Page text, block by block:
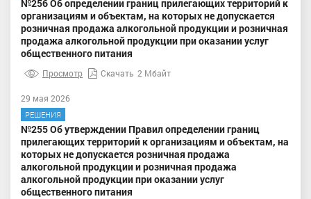
№256 Об определении границ прилегающих территорий к
организациям и объектам, на которых не допускается
розничная продажа алкогольной продукции и розничная
продажа алкогольной продукции при оказании услуг
общественного питания
Просмотр Скачать 2 Мбайт
29 мая 2026
РЕШЕНИЯ
№255 Об утверждении Правил определении границ
прилегающих территорий к организациям и объектам, на
которых не допускается розничная продажа
алкогольной продукции и розничная продажа
алкогольной продукции при оказании услуг
общественного питания